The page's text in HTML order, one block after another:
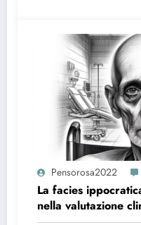
Pensorosa2022
La facies
nella valutazione